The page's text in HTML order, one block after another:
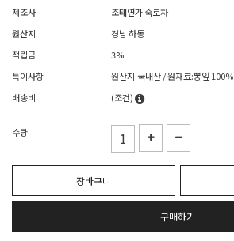
제조사
조태연가 죽로차
원산지
경남 하동
적립금
3%
특이사항
원산지:국내산 / 원재료:뽕잎 100%
배송비
(조건)
수량
장바구니
구매하기